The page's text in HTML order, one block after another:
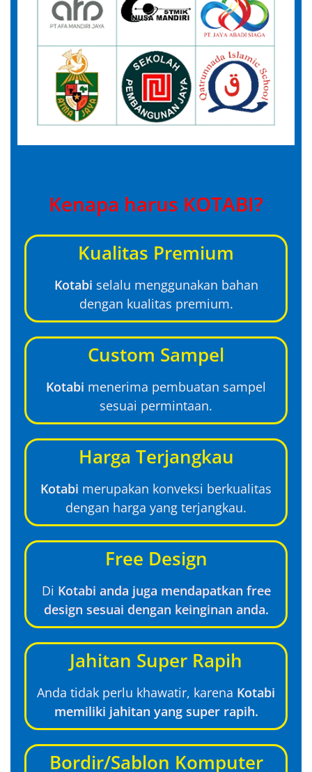
Kenapa harus KOTABI?
Kualitas Premium
Kotabi selalu menggunakan bahan
dengan kualitas premium.
Custom Sampel
Kotabi menerima pembuatan sampel
sesuai permintaan.
Harga Terjangkau
Kotabi merupakan konveksi berkualitas
dengan harga yang terjangkau.
Free Design
Di Kotabi anda juga mendapatkan free
design sesuai dengan keinginan anda.
Jahitan Super Rapih
Anda tidak perlu khawatir, karena Kotabi
memiliki jahitan yang super rapih.
Bordir/Sablon Komputer